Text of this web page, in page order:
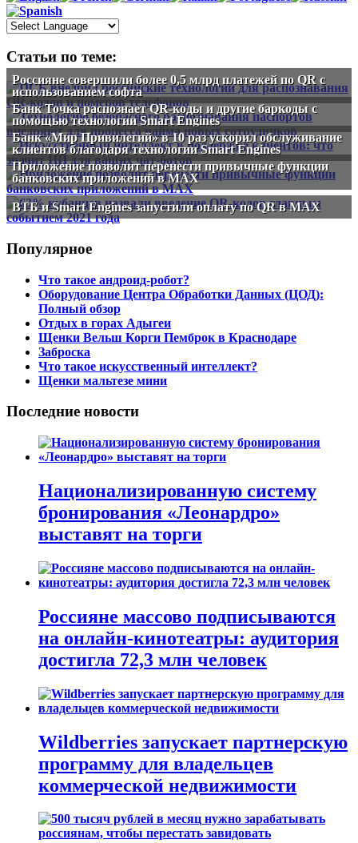
Статьи по теме:
Россияне совершили более 0,5 млрд платежей по QR с
использованием софта
Банк Точка распознает QR-коды и другие баркоды с
помощью технологии Smart Engines
Банк «Мир Привилегий» в 10 раз ускорил обслуживание
клиентов благодаря технологии Smart Engines
Приложение позволит перенести привычные функции
банковских приложений в МАХ
ВТБ и Smart Engines запустили оплату по QR в MAX
Популярное
Что такое андроид-робот?
Оборудование Центра Обработки Данных (ЦОД):
Полный обзор
Отдых в горах Адыгеи
Щенки Вельш Корги Пемброк в Краснодаре
Заброска
Что такое искусственный интеллект?
Щенки мальтезе мини
Последние новости
Национализированную систему
бронирования «Леонардро»
выставят на торги
Россияне массово подписываются
на онлайн-кинотеатры: аудитория
достигла 72,3 млн человек
Wildberries запускает партнерскую
программу для владельцев
коммерческой недвижимости